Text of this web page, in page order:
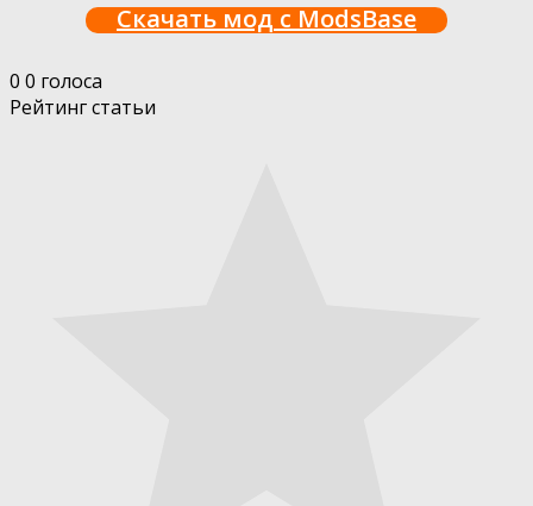
Скачать мод с ModsBase
0 0 голоса
Рейтинг статьи